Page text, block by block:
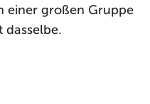
einer großen Gruppe
dasselbe.